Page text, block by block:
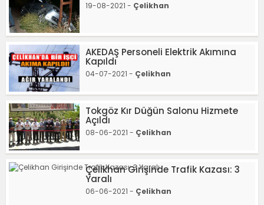
19-08-2021 - Çelikhan
AKEDAŞ Personeli Elektrik Akımına
Kapıldı
04-07-2021 - Çelikhan
Tokgöz Kır Düğün Salonu Hizmete
Açıldı
08-06-2021 - Çelikhan
Çelikhan Girişinde Trafik Kazası: 3
Yaralı
06-06-2021 - Çelikhan